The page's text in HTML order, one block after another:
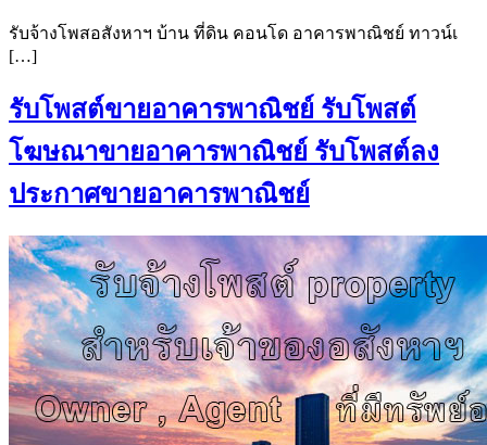
รับจ้างโพสอสังหาฯ บ้าน ที่ดิน คอนโด อาคารพาณิชย์ ทาวน์เ
[…]
รับโพสต์ขายอาคารพาณิชย์ รับโพสต์
โฆษณาขายอาคารพาณิชย์ รับโพสต์ลง
ประกาศขายอาคารพาณิชย์